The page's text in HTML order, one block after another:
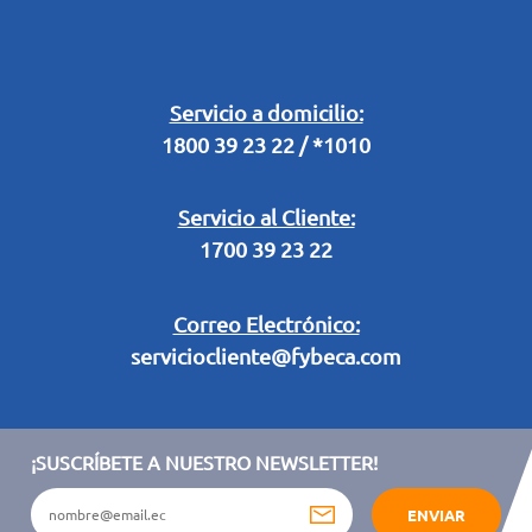
Servicio a domicilio:
1800 39 23 22 / *1010
Servicio al Cliente:
1700 39 23 22
Correo Electrónico:
serviciocliente@fybeca.com
Legal Campaña Produbanco
Términos y condiciones sorteo partido de fútbol "Tu ídolo"
¡SUSCRÍBETE A NUESTRO NEWSLETTER!
ENVIAR